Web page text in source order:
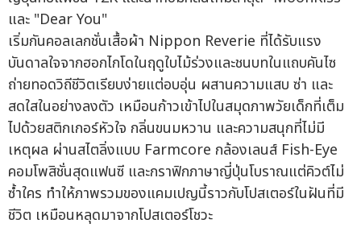
เริ่มกันคอลเลกชั่นเสื้อผ้า Nippon Reverie ที่ได้รับแรง
บันดาลใจจากฮอกไกโดในฤดูใบไม้ร่วงและชนบทในแถบคันไซ
ถ่ายทอดวิถีชีวิตเรียบง่ายแต่อบอุ่น ผสานความแสบ ซ่า และ
สดใสในอย่างลงตัว เหมือนก้าวเข้าไปในสมุดภาพวัยเด็กที่เต็ม
ไปด้วยสติกเกอร์หัวใจ กลิ่นขนมหวาน และความสนุกที่ไม่มี
เหตุผล ผ่านสไตลิ่งแบบ Farmcore กล้องเลนส์ Fish-Eye
คอมโพสิชั่นสุดแฟนซี และกราฟิกภาษาญี่ปุ่นโบราณแต่คิวต์ไม่
ซ้ำใคร ทำให้ภาพรวมของแคมเปญนี้ราวกับโปสเตอร์ในฝันที่มี
ชีวิต เหมือนหลุดมาจากโปสเตอร์โชวะ